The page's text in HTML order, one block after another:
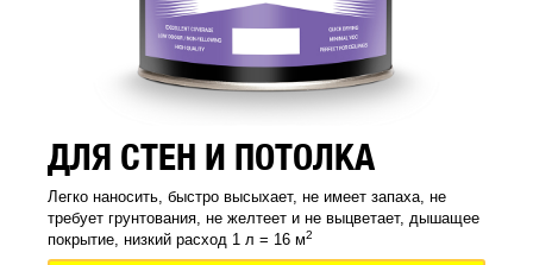
ДЛЯ СТЕН И ПОТОЛКА
Легко наносить, быстро высыхает, не имеет запаха, не
требует грунтования, не желтеет и не выцветает, дышащее
покрытие, низкий расход 1 л = 16 м2